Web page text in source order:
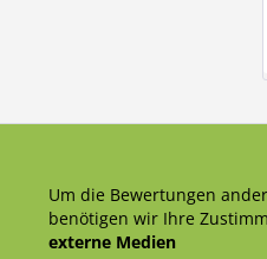
Um die Bewertungen
benötigen wir Ihre
externe Medien